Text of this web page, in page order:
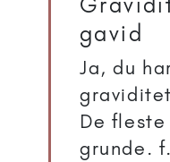
gavid
Ja, du
De
grunde.